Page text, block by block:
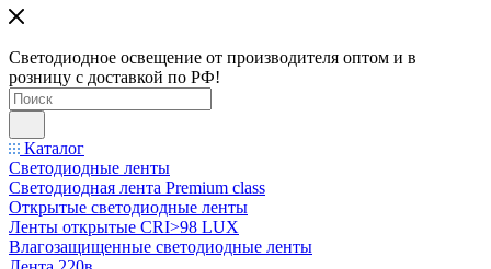
Светодиодное освещение от производителя оптом и в
розницу с доставкой по РФ!
Каталог
Светодиодные ленты
Светодиодная лента Premium class
Открытые светодиодные ленты
Ленты открытые CRI>98 LUX
Влагозащищенные светодиодные ленты